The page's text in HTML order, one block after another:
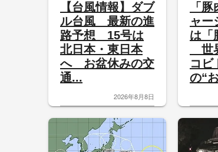
【台風情報】ダブ
ル台風 最新の進
路予想 15号は
北日本・東日本
へ お盆休みの交
通...
2026年8月8日
「
ャー
は「
世
コビ
の“